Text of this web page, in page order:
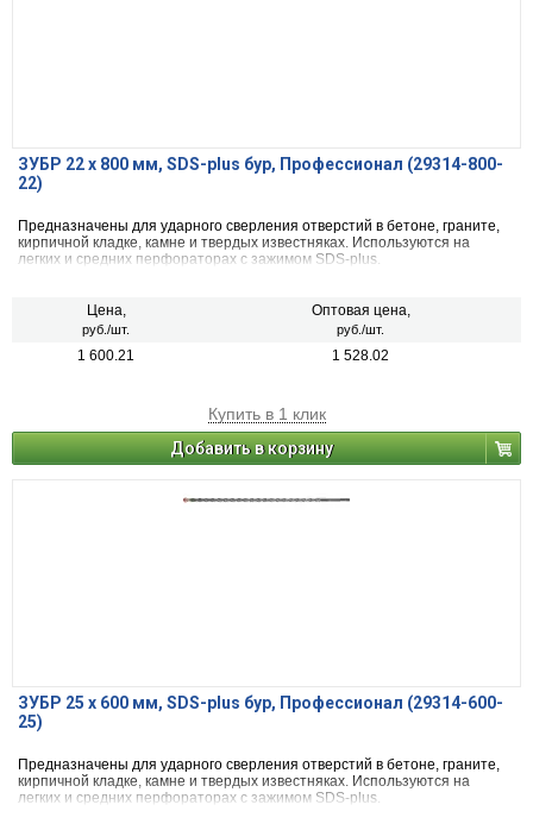
ЗУБР 22 x 800 мм, SDS-plus бур, Профессионал (29314-800-
22)
Предназначены для ударного сверления отверстий в бетоне, граните,
кирпичной кладке, камне и твердых известняках. Используются на
легких и средних перфораторах с зажимом SDS-plus.
Цена,
руб./шт.
Оптовая цена,
руб./шт.
1 600.21 1 528.02
Купить в 1 клик
Добавить в корзину
ЗУБР 25 x 600 мм, SDS-plus бур, Профессионал (29314-600-
25)
Предназначены для ударного сверления отверстий в бетоне, граните,
кирпичной кладке, камне и твердых известняках. Используются на
легких и средних перфораторах с зажимом SDS-plus.